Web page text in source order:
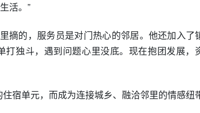
活。”
摘的，服务员是对门热心的邻居。他还加入了
打独斗，遇到问题心里没底。现在抱团发展，
宿单元，而成为连接城乡、融洽邻里的情感纽